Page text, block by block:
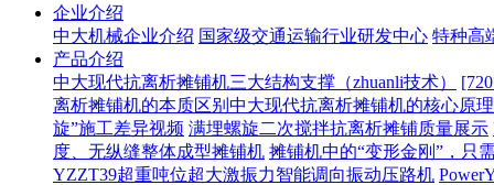
企业介绍
中大机械企业介绍 国家级交通运输行业研发中心 特种高
产品介绍
中大现代抗离析摊铺机三大结构支撑（zhuanli技术）
离析摊铺机的本质区别 中大现代抗离析摊铺机的核心原
旋”施工差异视频 满埋螺旋二次搅拌抗离析摊铺质量展示
度、无纵缝整体成型摊铺机 摊铺机中的“变形金刚”，只
YZZT39超重吨位超大激振力智能调向振动压路机